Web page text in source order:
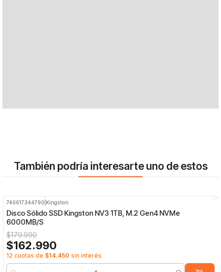
También podría interesarte uno de estos
740617344790 Kingston
Disco Sólido SSD Kingston NV3 1TB, M.2 Gen4 NVMe
6000MB/S
$179.990
$162.990
12 cuotas de $14.450 sin interés